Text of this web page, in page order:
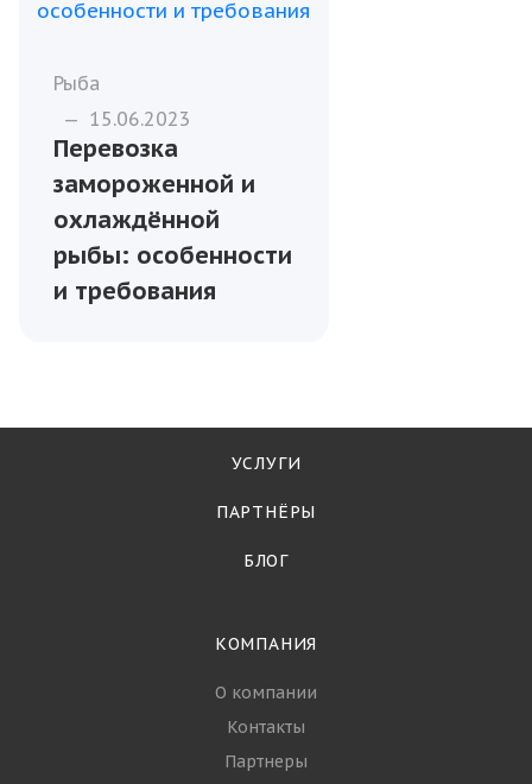
Рыба
— 15.06.2023
Перевозка
замороженной и
охлаждённой
рыбы: особенности
и требования
УСЛУГИ
ПАРТНЁРЫ
БЛОГ
КОМПАНИЯ
О компании
Контакты
Партнеры